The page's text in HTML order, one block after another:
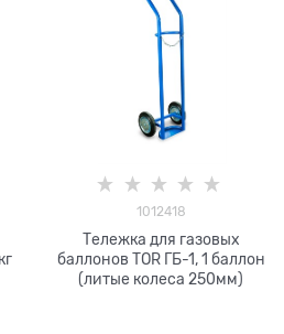
1012418
Тележка для газовых
баллонов TOR ГБ-1, 1 баллон
(литые колеса 250мм)